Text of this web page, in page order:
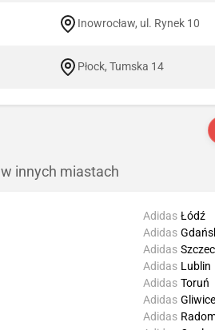
Inowrocław, ul. Rynek 10
Płock, Tumska 14
w innych miastach
Adidas Łódź
Adidas
Adidas
Adidas Lublin
Adidas Toruń
Adidas Gliwice
Adidas